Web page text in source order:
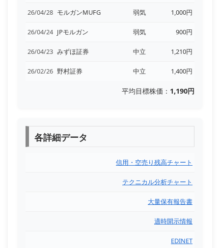
26/04/28 モルガンMUFG 弱気 1,000円
26/04/24 JPモルガン 弱気 900円
26/04/23 みずほ証券 中立 1,210円
26/02/26 野村証券 中立 1,400円
平均目標株価： 1,190円
各詳細データ
信用・空売り残高チャート
テクニカル分析チャート
大量保有報告書
適時開示情報
EDINET